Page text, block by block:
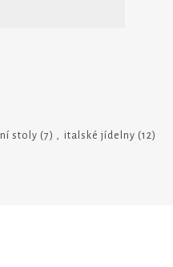
stoly (7) italské jídelny (12)